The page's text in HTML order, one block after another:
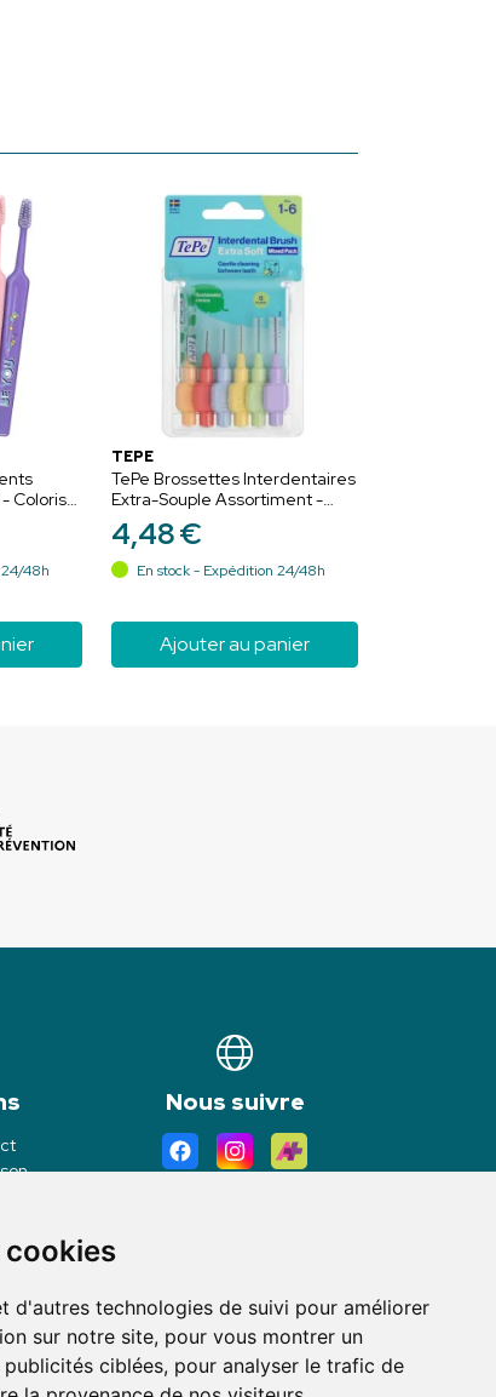
cookies
d'autres technologies de suivi pour améliorer
sur notre site, pour vous montrer un
ciblées, pour analyser le trafic de
Coloris
en
48h
TEPE
TePe Brossettes Interdentaires
Extra-Souple Assortiment -
Taille 1 à 6 - 6 Brossettes
Interdentaires - Nettoyage en
douceur et protection
4,48€
En stock - Expédition 24/48h
Ajouter au panier
Nous suivre